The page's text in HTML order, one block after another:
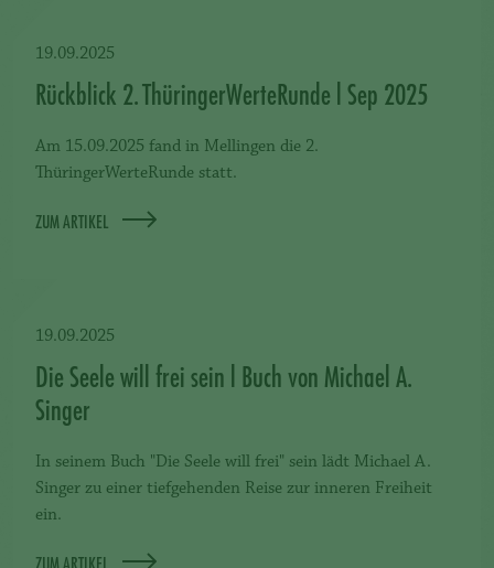
Rückblick 2. ThüringerWerteRunde l Sep 2025
Am 15.09.2025 fand in Mellingen die 2.
ThüringerWerteRunde statt.
ZUM ARTIKEL
19.09.2025
Die Seele will frei sein l Buch von Michael A.
Singer
In seinem Buch "Die Seele will frei" sein lädt Michael A.
Singer zu einer tiefgehenden Reise zur inneren Freiheit
ein.
ZUM ARTIKEL
19.09.2025